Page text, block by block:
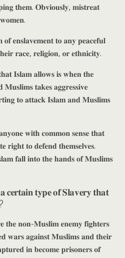
𝐭𝐡𝐞𝐦. 𝐎𝐛𝐯𝐢𝐨𝐮𝐬𝐥𝐲, 𝐦𝐢𝐬𝐭𝐫𝐞𝐚𝐭
𝐰𝐨𝐦𝐞𝐧.
𝐞𝐧𝐬𝐥𝐚𝐯𝐞𝐦𝐞𝐧𝐭 𝐭𝐨 𝐚𝐧𝐲 𝐩𝐞𝐚𝐜𝐞𝐟𝐮𝐥
𝐫𝐚𝐜𝐞, 𝐫𝐞𝐥𝐢𝐠𝐢𝐨𝐧, 𝐨𝐫 𝐞𝐭𝐡𝐧𝐢𝐜𝐢𝐭𝐲.
𝐈𝐬𝐥𝐚𝐦 𝐚𝐥𝐥𝐨𝐰𝐬 𝐢𝐬 𝐰𝐡𝐞𝐧 𝐭𝐡𝐞
𝐌𝐮𝐬𝐥𝐢𝐦𝐬 𝐭𝐚𝐤𝐞𝐬 𝐚𝐠𝐠𝐫𝐞𝐬𝐬𝐢𝐯𝐞
𝐭𝐨 𝐚𝐭𝐭𝐚𝐜𝐤 𝐈𝐬𝐥𝐚𝐦 𝐚𝐧𝐝 𝐌𝐮𝐬𝐥𝐢𝐦𝐬
𝐰𝐢𝐭𝐡 𝐜𝐨𝐦𝐦𝐨𝐧 𝐬𝐞𝐧𝐬𝐞 𝐭𝐡𝐚𝐭
𝐫𝐢𝐠𝐡𝐭 𝐭𝐨 𝐝𝐞𝐟𝐞𝐧𝐝 𝐭𝐡𝐞𝐦𝐬𝐞𝐥𝐯𝐞𝐬.
𝐟𝐚𝐥𝐥 𝐢𝐧𝐭𝐨 𝐭𝐡𝐞 𝐡𝐚𝐧𝐝𝐬 𝐨𝐟 𝐌𝐮𝐬𝐥𝐢𝐦𝐬
𝐭𝐲𝐩𝐞 𝐨𝐟 𝐒𝐥𝐚𝐯𝐞𝐫𝐲 𝐭𝐡𝐚𝐭
𝐭𝐡𝐞 𝐧𝐨𝐧-𝐌𝐮𝐬𝐥𝐢𝐦 𝐞𝐧𝐞𝐦𝐲 𝐟𝐢𝐠𝐡𝐭𝐞𝐫𝐬
𝐰𝐚𝐫𝐬 𝐚𝐠𝐚𝐢𝐧𝐬𝐭 𝐌𝐮𝐬𝐥𝐢𝐦𝐬 𝐚𝐧𝐝 𝐭𝐡𝐞𝐢𝐫
𝐢𝐧 𝐛𝐞𝐜𝐨𝐦𝐞 𝐩𝐫𝐢𝐬𝐨𝐧𝐞𝐫𝐬 𝐨𝐟